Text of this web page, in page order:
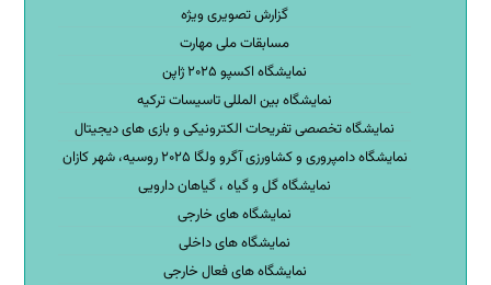
گزارش تصویری ویژه
مسابقات ملی مهارت
نمایشگاه اکسپو ۲۰۲۵ ژاپن
نمایشگاه بین المللی تاسیسات ترکیه
نمایشگاه تخصصی تفریحات الکترونیکی و بازی های دیجیتال
نمایشگاه دامپروری و کشاورزی آگرو ولگا ۲۰۲۵ روسیه، شهر کازان
نمایشگاه گل و گیاه ، گیاهان دارویی
نمایشگاه های خارجی
نمایشگاه های داخلی
نمایشگاه های فعال خارجی